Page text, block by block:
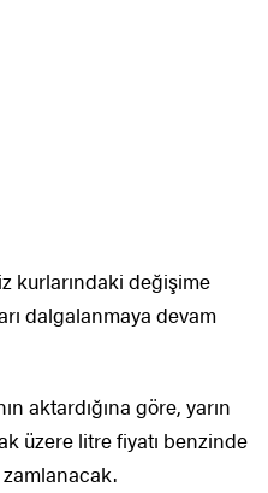
kurlarındaki değişime
dalgalanmaya devam
aktardığına göre, yarın
üzere litre fiyatı benzinde